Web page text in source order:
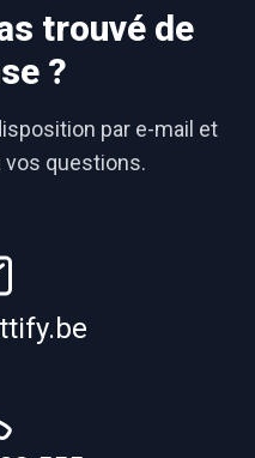
trouvé de
?
par e-mail et
vos questions.